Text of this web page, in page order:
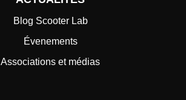
Blog Scooter Lab
Évenements
Associations et médias